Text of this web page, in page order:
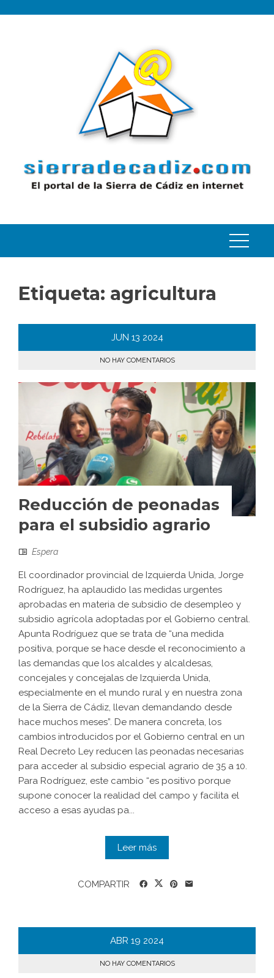
Etiqueta: agricultura
JUN 13 2024
NO HAY COMENTARIOS
Reducción de peonadas
para el subsidio agrario
Espera
El coordinador provincial de Izquierda Unida, Jorge
Rodríguez, ha aplaudido las medidas urgentes
aprobadas en materia de subsidio de desempleo y
subsidio agrícola adoptadas por el Gobierno central.
Apunta Rodríguez que se trata de “una medida
positiva, porque se hace desde el reconocimiento a
las demandas que los alcaldes y alcaldesas,
concejales y concejalas de Izquierda Unida,
especialmente en el mundo rural y en nuestra zona
de la Sierra de Cádiz, llevan demandando desde
hace muchos meses”. De manera concreta, los
cambios introducidos por el Gobierno central en un
Real Decreto Ley reducen las peonadas necesarias
para acceder al subsidio especial agrario de 35 a 10.
Para Rodríguez, este cambio “es positivo porque
supone conocer la realidad del campo y facilita el
acceso a esas ayudas pa...
Leer más
COMPARTIR
ABR 19 2024
NO HAY COMENTARIOS